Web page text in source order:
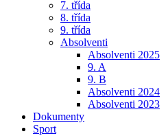
7. třída
8. třída
9. třída
Absolventi
Absolventi 2025
9. A
9. B
Absolventi 2024
Absolventi 2023
Dokumenty
Sport